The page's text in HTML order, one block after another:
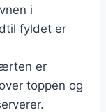
i
fyldet er
er
toppen og